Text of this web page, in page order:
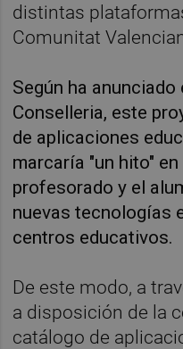
distintas
Comunitat
Según ha
Conselleria, este
de aplicaciones
marcaría "un hito"
profesorado y el
nuevas tecnologías
centros educativos.
De este modo, a
a disposición de la
catálogo de